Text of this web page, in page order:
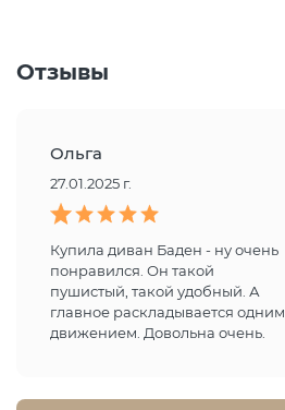
Отзывы
Ольга
27.01.2025 г.
Купила диван Баден - ну очень
понравился. Он такой
пушистый, такой удобный. А
главное раскладывается одним
движением. Довольна очень.